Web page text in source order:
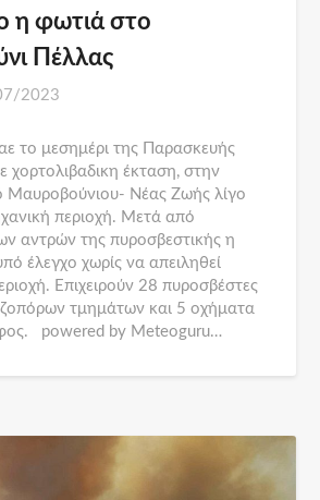
η φωτιά στο
Πέλλας
2023
το μεσημέρι της Παρασκευής
έκταση, στην
Μαυροβούνιου- Νέας Ζωής λίγο
περιοχή. Μετά από
αντρών της πυροσβεστικής η
έλεγχο χωρίς να απειληθεί
Επιχειρούν 28 πυροσβέστες
τμημάτων και 5 οχήματα
powered by Meteoguru…